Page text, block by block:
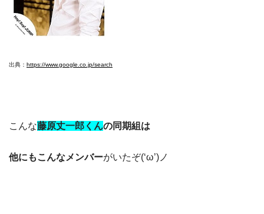
出典： https://www.google.co.jp/search
こんな藤原丈一郎くんの同期組は
他にもこんなメンバーがいたぞ(‘ω’)ノ